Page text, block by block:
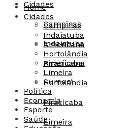
Cidades
Campinas
Indaiatuba
Americana
Hortolândia
Piracicaba
Limeira
Home
Cidades
Campinas
Indaiatuba
Americana
Hortolândia
Piracicaba
Limeira
Sumaré
Política
Economia
Esporte
Saúde